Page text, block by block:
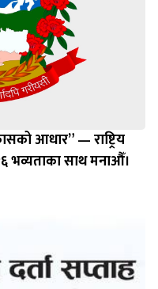
आधार” — राष्ट्रिय
भव्यताका साथ मनाऔँ।